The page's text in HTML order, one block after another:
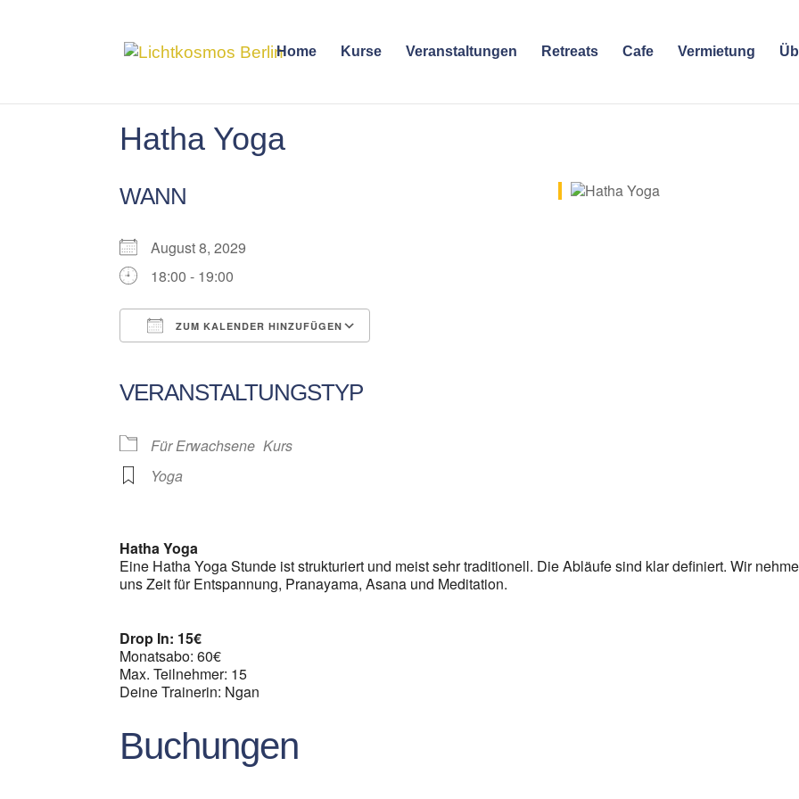
Home Kurse Veranstaltungen Retreats Cafe Vermietung
Hatha Yoga
WANN
August 8, 2029
18:00 - 19:00
ZUM KALENDER HINZUFÜGEN
VERANSTALTUNGSTYP
Für Erwachsene Kurs
Yoga
Hatha Yoga
Eine Hatha Yoga Stunde ist strukturiert und meist sehr traditionell. Die Abläufe sind klar definiert. Wir
uns Zeit für Entspannung, Pranayama, Asana und Meditation.
Drop In: 15€
Monatsabo: 60€
Max. Teilnehmer: 15
Deine Trainerin: Ngan
Buchungen